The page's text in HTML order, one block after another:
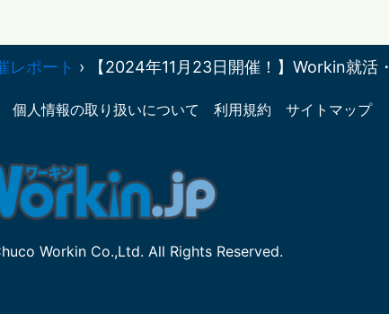
レポート › 【2024年11月23日開催！】Workin就活
個人情報の取り扱いについて 利用規約 サイトマップ
Workin Co.,Ltd. All Rights Reserved.